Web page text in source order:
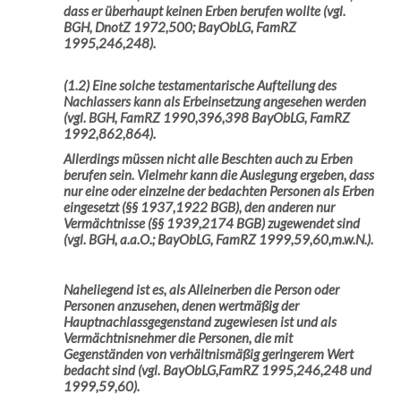
dass er überhaupt keinen Erben berufen wollte (vgl.
BGH, DnotZ 1972,500; BayObLG, FamRZ
1995,246,248).
(1.2) Eine solche testamentarische Aufteilung des
Nachlassers kann als Erbeinsetzung angesehen werden
(vgl. BGH, FamRZ 1990,396,398 BayObLG, FamRZ
1992,862,864).
Allerdings müssen nicht alle Beschten auch zu Erben
berufen sein. Vielmehr kann die Auslegung ergeben, dass
nur eine oder einzelne der bedachten Personen als Erben
eingesetzt (§§ 1937,1922 BGB), den anderen nur
Vermächtnisse (§§ 1939,2174 BGB) zugewendet sind
(vgl. BGH, a.a.O.; BayObLG, FamRZ 1999,59,60,m.w.N.).
Naheliegend ist es, als Alleinerben die Person oder
Personen anzusehen, denen wertmäßig der
Hauptnachlassgegenstand zugewiesen ist und als
Vermächtnisnehmer die Personen, die mit
Gegenständen von verhältnismäßig geringerem Wert
bedacht sind (vgl. BayObLG,FamRZ 1995,246,248 und
1999,59,60).